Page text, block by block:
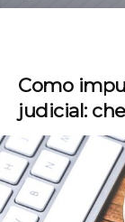
Como
judicial: